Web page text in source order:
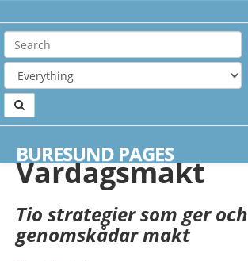
BURESUND PAGES
Vardagsmakt
Tio strategier som ger och
genomskådar makt